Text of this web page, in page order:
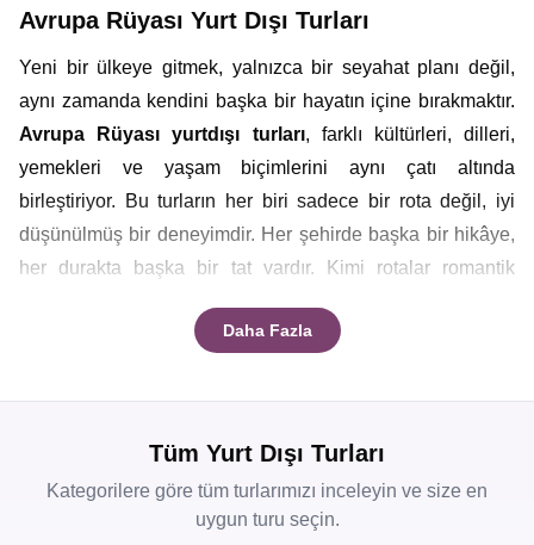
Avrupa Rüyası Yurt Dışı Turları
Yeni bir ülkeye gitmek, yalnızca bir seyahat planı değil,
aynı zamanda kendini başka bir hayatın içine bırakmaktır.
Avrupa Rüyası
yurtdışı turları, farklı kültürleri, dilleri,
yemekleri ve yaşam biçimlerini aynı çatı altında
birleştiriyor. Bu turların her biri sadece bir rota değil, iyi
düşünülmüş bir deneyimdir. Her şehirde başka bir hikâye,
her durakta başka bir tat vardır. Kimi rotalar romantik
doğanın büyüsünü keşfetmek isteyenlere göre
grupla, Avrupa Rüyasıyurt dışı tur fırsatlarıile yapılacak
En Kapsamlı Yurtdışı Turları
Daha Fazla
Tüm Yurt Dışı Turları
Kategorilere göre tüm turlarımızı inceleyin ve size en
uygun turu seçin.